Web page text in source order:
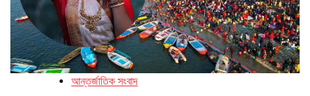
আন্তর্জাতিক সংবাদ